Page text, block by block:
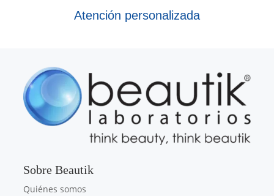
Atención personalizada
Sobre Beautik
Quiénes somos